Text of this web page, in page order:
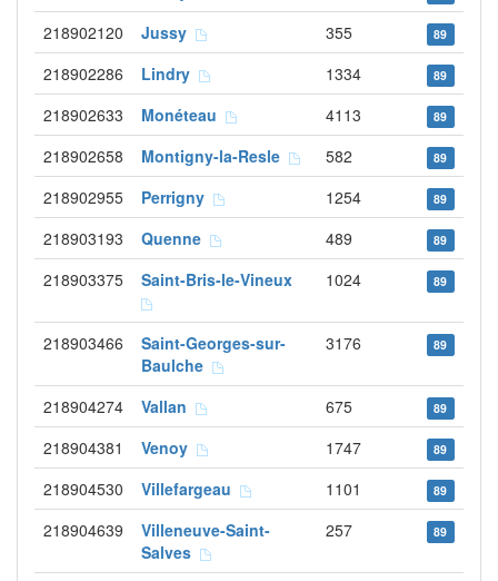
218902120 Jussy 355 89
218902286 Lindry 1334 89
218902633 Monéteau 4113 89
218902658 Montigny-la-Resle 582 89
218902955 Perrigny 1254 89
218903193 Quenne 489 89
218903375 Saint-Bris-le-Vineux 1024 89
218903466
Saint-Georges-sur-
Baulche
3176 89
218904274 Vallan 675 89
218904381 Venoy 1747 89
218904530 Villefargeau 1101 89
218904639
Villeneuve-Saint-
Salves
257 89